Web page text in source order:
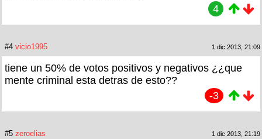
4
#4 vicio1995 1 dic 2013, 21:09
tiene un 50% de votos positivos y negativos ¿¿que
mente criminal esta detras de esto??
-3
#5 zeroelias 1 dic 2013, 21:19